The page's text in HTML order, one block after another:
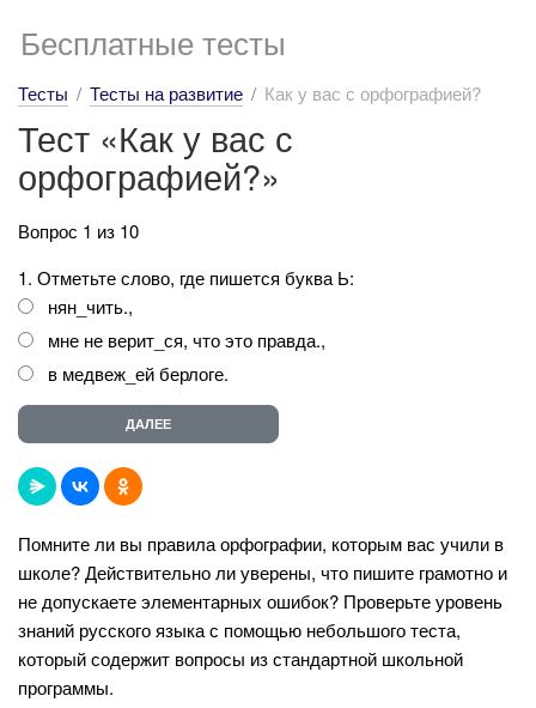
Бесплатные тесты
Тесты Тесты на развитие Как у вас с орфографией?
Тест «Как у вас с
орфографией?»
Вопрос 1 из 10
1. Отметьте слово, где пишется буква Ь:
нян_чить.,
мне не верит_ся, что это правда.,
в медвеж_ей берлоге.
Помните ли вы правила орфографии, которым вас учили в
школе? Действительно ли уверены, что пишите грамотно и
не допускаете элементарных ошибок? Проверьте уровень
знаний русского языка с помощью небольшого теста,
который содержит вопросы из стандартной школьной
программы.